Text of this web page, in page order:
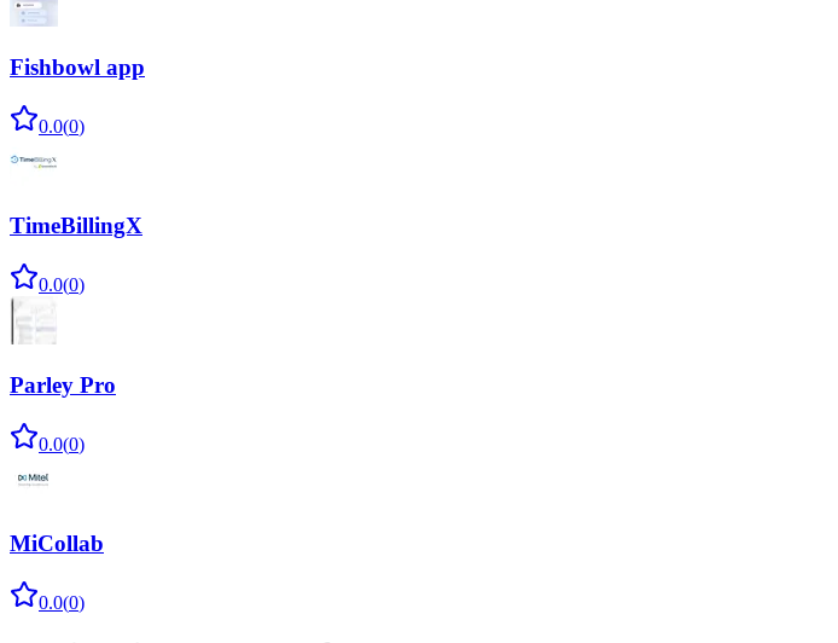
Fishbowl app
0.0(0)
TimeBillingX
0.0(0)
Parley Pro
0.0(0)
MiCollab
0.0(0)